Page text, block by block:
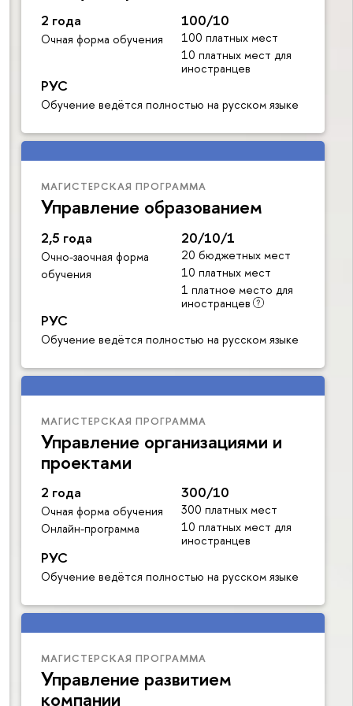
2 года
Очная форма обучения
100/10
100 платных мест
10 платных мест для
иностранцев
РУС
Обучение ведётся полностью на русском языке
МАГИСТЕРСКАЯ ПРОГРАММА
Управление образованием
2,5 года
Очно-заочная форма
обучения
20/10/1
20 бюджетных мест
10 платных мест
1 платное место для
иностранцев
РУС
Обучение ведётся полностью на русском языке
МАГИСТЕРСКАЯ ПРОГРАММА
Управление организациями и
проектами
2 года
Очная форма обучения
Онлайн-программа
300/10
300 платных мест
10 платных мест для
иностранцев
РУС
Обучение ведётся полностью на русском языке
МАГИСТЕРСКАЯ ПРОГРАММА
Управление развитием
компании